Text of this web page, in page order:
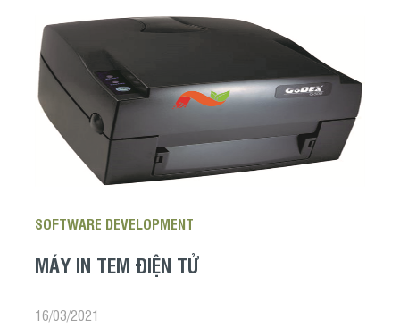
SOFTWARE DEVELOPMENT
MÁY IN TEM ĐIỆN TỬ
16/03/2021